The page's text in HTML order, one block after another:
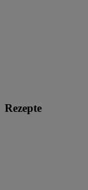
Rezepte